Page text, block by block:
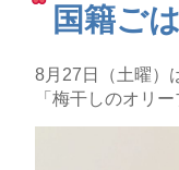
国籍ご
8月27日（土曜）
「梅干しのオリ